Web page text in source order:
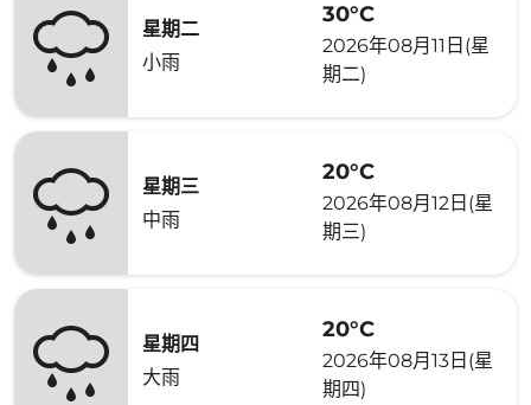
星期二
小雨
30°C
2026年08月11日(星
期二)
星期三
中雨
20°C
2026年08月12日(星
期三)
星期四
大雨
20°C
2026年08月13日(星
期四)